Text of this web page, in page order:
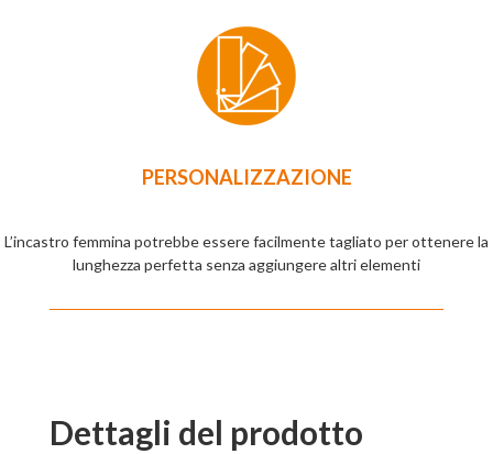
PERSONALIZZAZIONE
L’incastro femmina potrebbe essere facilmente tagliato per ottenere la
lunghezza perfetta senza aggiungere altri elementi
Dettagli del prodotto